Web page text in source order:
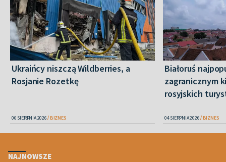
Ukraińcy niszczą Wildberries, a
Rosjanie Rozetkę
06 SIERPNIA 2026 BIZNES
Białoruś
zagranicznym
rosyjskich
04 SIERPNIA 2026 BIZNES
NAJNOWSZE